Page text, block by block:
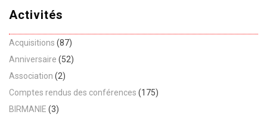
Activités
Acquisitions (87)
Anniversaire (52)
Association (2)
Comptes rendus des conférences (175)
BIRMANIE (3)